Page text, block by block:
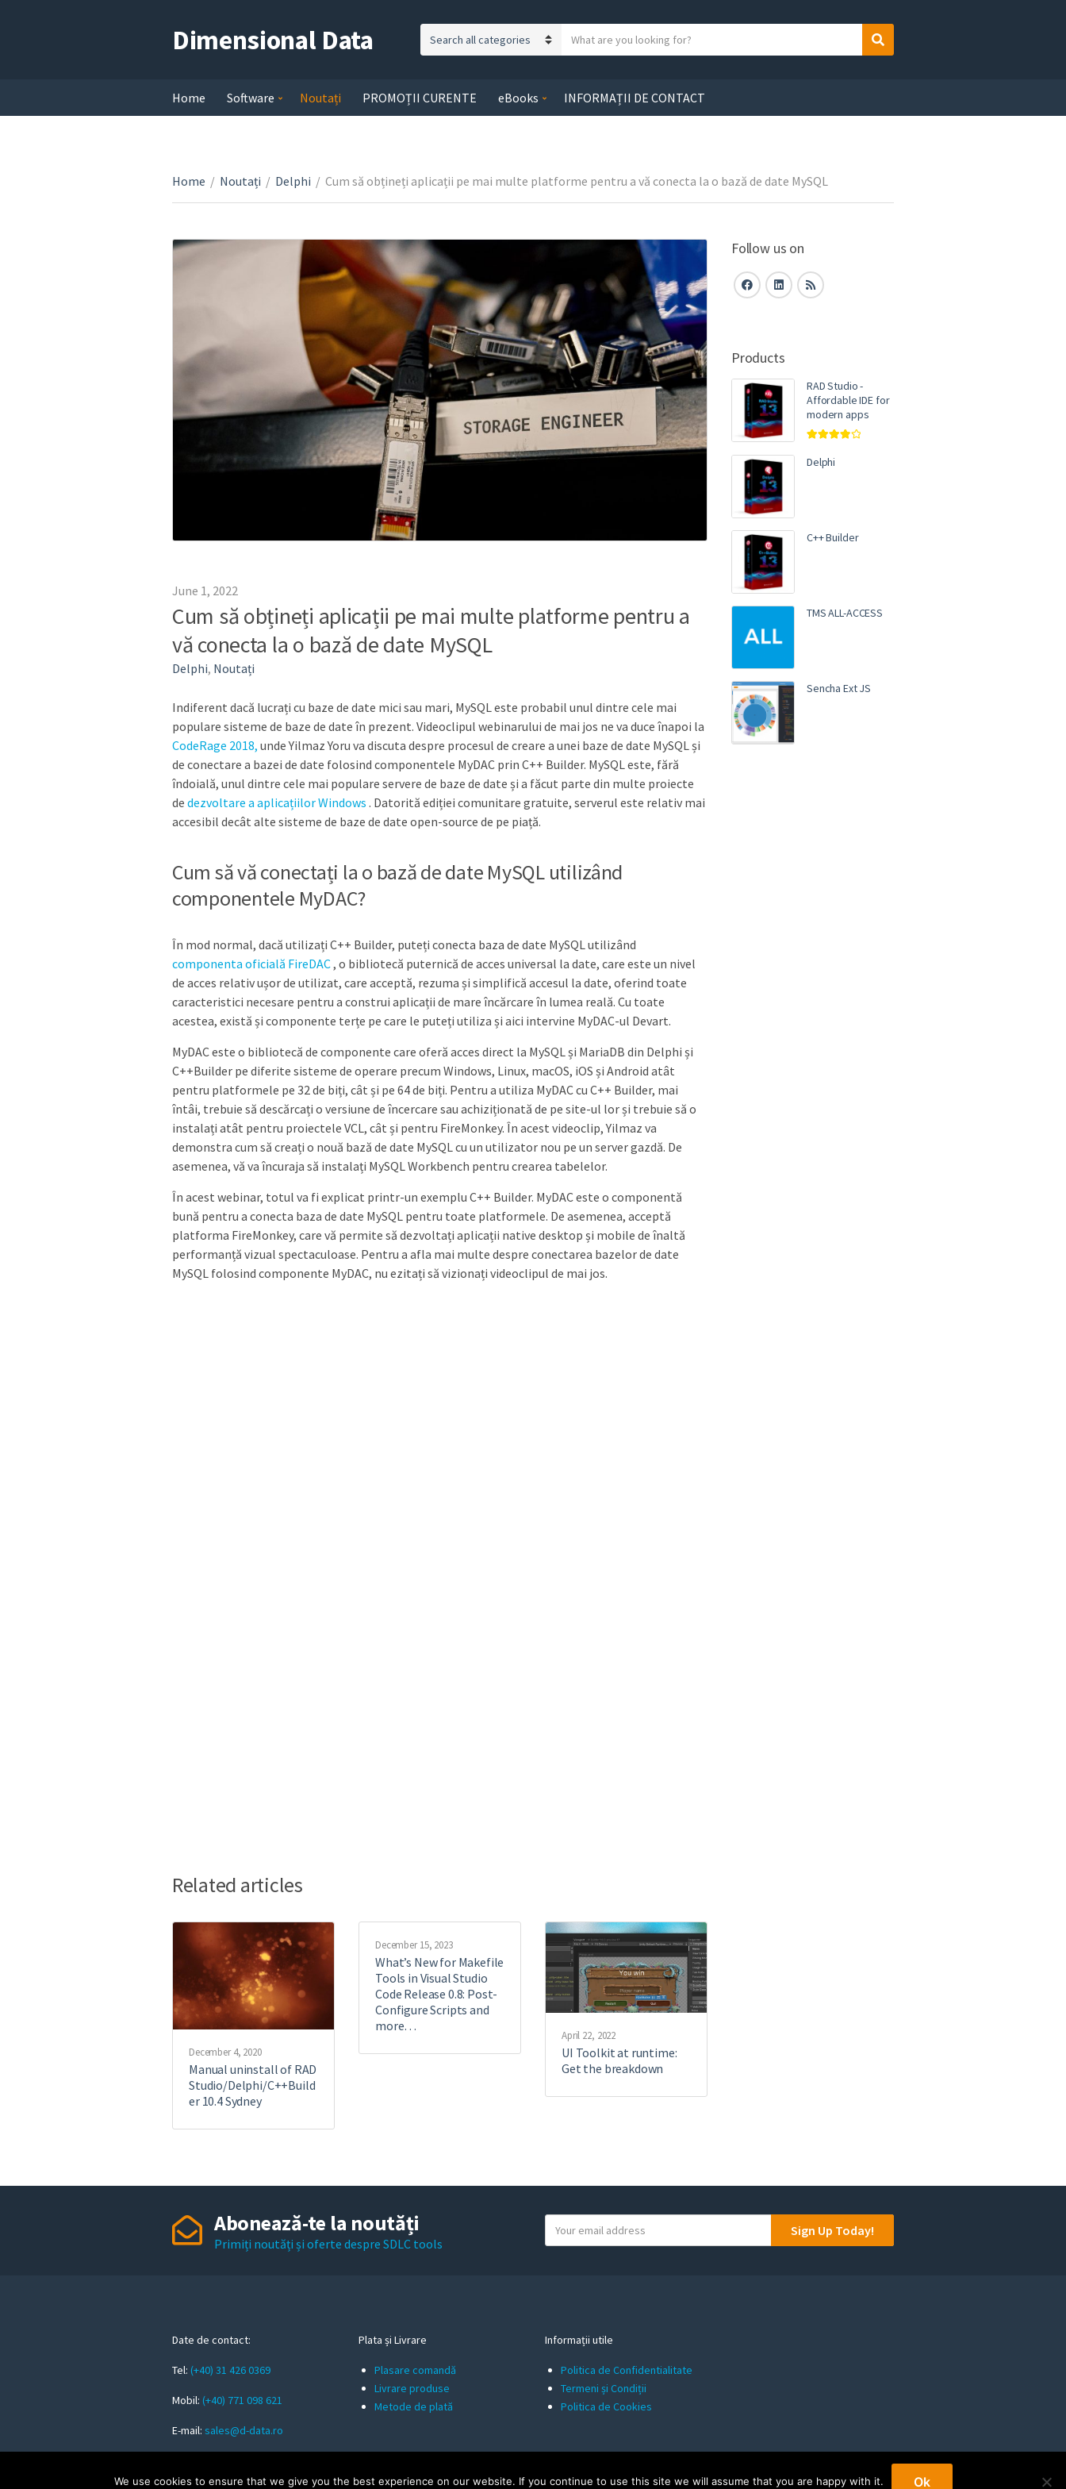
Dimensional Data
e
y
n
m
e
r
x
t
Search
Home Software Noutați PROMOȚII CURENTE eBooks INFORMAȚII DE CONTACT
Home / Noutați / Delphi / Cum să obțineți aplicații pe mai multe platforme pentru a vă conecta la o bază de date MySQL
June 1, 2022
Cum să obțineți aplicații pe mai multe platforme pentru a
vă conecta la o bază de date MySQL
Delphi, Noutați
Indiferent dacă lucrați cu baze de date mici sau mari, MySQL este probabil unul dintre cele mai
populare sisteme de baze de date în prezent. Videoclipul webinarului de mai jos ne va duce înapoi la
CodeRage 2018, unde Yilmaz Yoru va discuta despre procesul de creare a unei baze de date MySQL și
de conectare a bazei de date folosind componentele MyDAC prin C++ Builder. MySQL este, fără
îndoială, unul dintre cele mai populare servere de baze de date și a făcut parte din multe proiecte
de dezvoltare a aplicațiilor Windows . Datorită ediției comunitare gratuite, serverul este relativ mai
accesibil decât alte sisteme de baze de date open-source de pe piață.
Cum să vă conectați la o bază de date MySQL utilizând
componentele MyDAC?
În mod normal, dacă utilizați C++ Builder, puteți conecta baza de date MySQL utilizând
componenta oficială FireDAC, o bibliotecă puternică de acces universal la date, care este un nivel
de acces relativ ușor de utilizat, care acceptă, rezuma și simplifică accesul la date, oferind toate
caracteristici necesare pentru a construi aplicații de mare încărcare în lumea reală. Cu toate
acestea, există și componente terțe pe care le puteți utiliza și aici intervine MyDAC-ul Devart.
MyDAC este o bibliotecă de componente care oferă acces direct la MySQL și MariaDB din Delphi și
C++Builder pe diferite sisteme de operare precum Windows, Linux, macOS, iOS și Android atât
pentru platformele pe 32 de biți, cât și pe 64 de biți. Pentru a utiliza MyDAC cu C++ Builder, mai
întâi, trebuie să descărcați o versiune de încercare sau achiziționată de pe site-ul lor și trebuie să o
instalați atât pentru proiectele VCL, cât și pentru FireMonkey. În acest videoclip, Yilmaz va
demonstra cum să creați o nouă bază de date MySQL cu un utilizator nou pe un server gazdă. De
asemenea, vă va încuraja să instalați MySQL Workbench pentru crearea tabelelor.
În acest webinar, totul va fi explicat printr-un exemplu C++ Builder. MyDAC este o componentă
bună pentru a conecta baza de date MySQL pentru toate platformele. De asemenea, acceptă
platforma FireMonkey, care vă permite să dezvoltați aplicații native desktop și mobile de înaltă
performanță vizual spectaculoase. Pentru a afla mai multe despre conectarea bazelor de date
MySQL folosind componente MyDAC, nu ezitați să vizionați videoclipul de mai jos.
Related articles
December 4, 2020
Manual uninstall of RAD
Studio/Delphi/C++Build
er 10.4 Sydney
December 15, 2023
What’s New for Makefile
Tools in Visual Studio
Code Release 0.8: Post-
Configure Scripts and
more…
April 22, 2022
UI Toolkit at runtime:
Get the breakdown
Follow us on
Products
RAD Studio -
Affordable IDE for
modern apps
out of 5
Delphi
C++ Builder
TMS ALL-ACCESS
Sencha Ext JS
Abonează-te la noutăți
Primiți noutăți și oferte despre SDLC tools
o
a
Sign Up Today!
Date de contact:
Tel: (+40) 31 426 0369
Mobil: (+40) 771 098 621
E-mail: sales@d-data.ro
Plata și Livrare
Plasare comandă
Livrare produse
Metode de plată
Informații utile
Politica de Confidentialitate
Termeni și Condiții
Politica de Cookies
We use cookies to ensure that we give you the best experience on our website. If you continue to use this site we will assume that you are happy with it. Ok